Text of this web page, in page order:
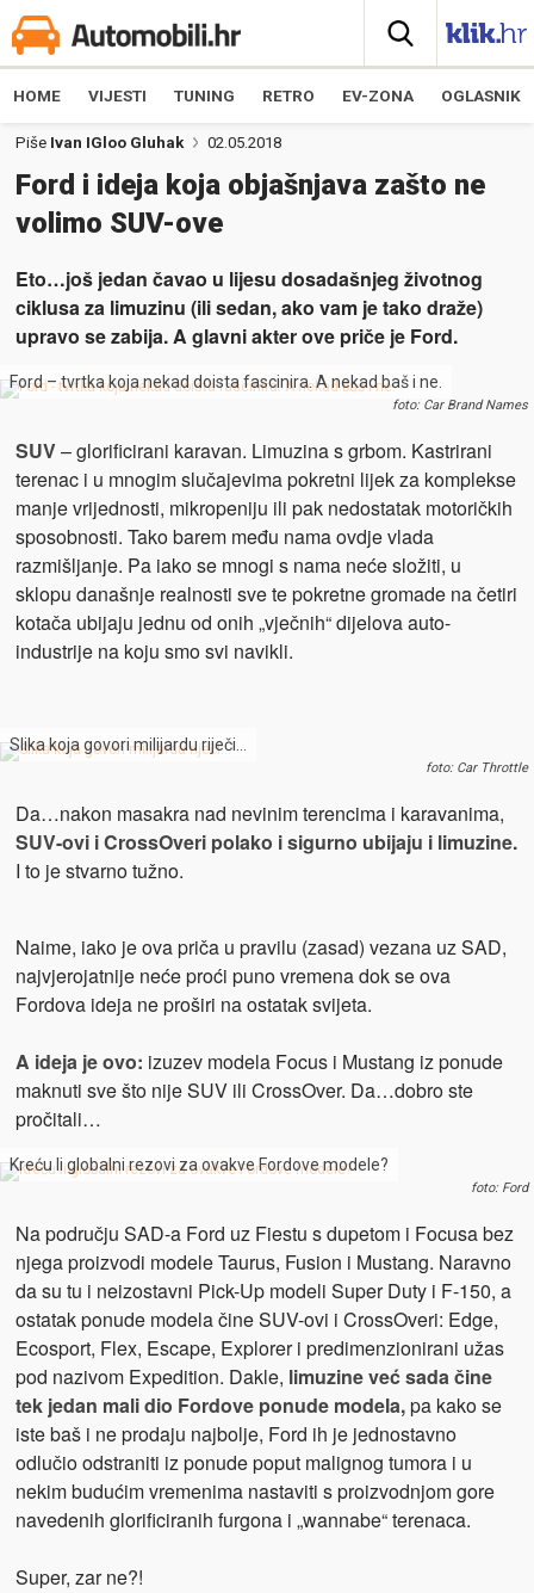
HOME VIJESTI TUNING RETRO EV-ZONA OGLASNIK
Piše Ivan IGloo Gluhak 02.05.2018
Ford i ideja koja objašnjava zašto ne
volimo SUV-ove
Eto…još jedan čavao u lijesu dosadašnjeg životnog
ciklusa za limuzinu (ili sedan, ako vam je tako draže)
upravo se zabija. A glavni akter ove priče je Ford.
Ford – tvrtka koja nekad doista fascinira. A nekad baš i ne.
foto: Car Brand Names
SUV– glorificirani karavan. Limuzina s grbom. Kastrirani
terenac i u mnogim slučajevima pokretni lijek za komplekse
manje vrijednosti, mikropeniju ili pak nedostatak motoričkih
sposobnosti. Tako barem među nama ovdje vlada
razmišljanje. Pa iako se mnogi s nama neće složiti, u
sklopu današnje realnosti sve te pokretne gromade na četiri
kotača ubijaju jednu od onih „vječnih“ dijelova auto-
industrije na koju smo svi navikli.
Slika koja govori milijardu riječi…
foto: Car Throttle
Da…nakon masakra nad nevinim terencima i karavanima,
SUV-ovi i CrossOveri polako i sigurno ubijaju i limuzine.
I to je stvarno tužno.
Naime, iako je ova priča u pravilu (zasad) vezana uz SAD,
najvjerojatnije neće proći puno vremena dok se ova
Fordova ideja ne proširi na ostatak svijeta.
A ideja je ovo: izuzev modela Focus i Mustang iz ponude
maknuti sve što nije SUV ili CrossOver. Da…dobro ste
pročitali…
Kreću li globalni rezovi za ovakve Fordove modele?
foto: Ford
Na području SAD-a Ford uz Fiestu s dupetom i Focusa bez
njega proizvodi modele Taurus, Fusion i Mustang. Naravno
da su tu i neizostavni Pick-Up modeli Super Duty i F-150, a
ostatak ponude modela čine SUV-ovi i CrossOveri: Edge,
Ecosport, Flex, Escape, Explorer i predimenzionirani užas
pod nazivom Expedition. Dakle, limuzine već sada čine
tek jedan mali dio Fordove ponude modela,pa kako se
iste baš i ne prodaju najbolje, Ford ih je jednostavno
odlučio odstraniti iz ponude poput malignog tumora i u
nekim budućim vremenima nastaviti s proizvodnjom gore
navedenih glorificiranih furgona i „wannabe“ terenaca.
Super, zar ne?!